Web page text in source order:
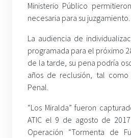
Ministerio Público
necesaria para su juzgamiento.
La audiencia de
programada para el próximo
de la tarde, su pena podría
años de reclusión, tal
Penal.
“Los Miralda” fueron
ATIC el 9 de agosto de
Operación “Tormenta de